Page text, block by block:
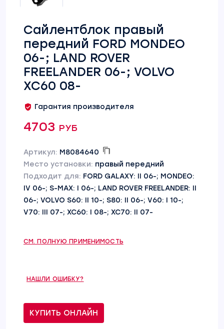
Сайлентблок правый
передний FORD MONDEO
06-; LAND ROVER
FREELANDER 06-; VOLVO
XC60 08-
Гарантия производителя
4703 руб
Артикул: M8084640
Место установки: правый передний
Подходит для: FORD GALAXY: II 06-; MONDEO:
IV 06-; S-MAX: I 06-; LAND ROVER FREELANDER: II
06-; VOLVO S60: II 10-; S80: II 06-; V60: I 10-;
V70: III 07-; XC60: I 08-; XC70: II 07-
СМ. ПОЛНУЮ ПРИМЕНИМОСТЬ
НАШЛИ ОШИБКУ?
КУПИТЬ ОНЛАЙН